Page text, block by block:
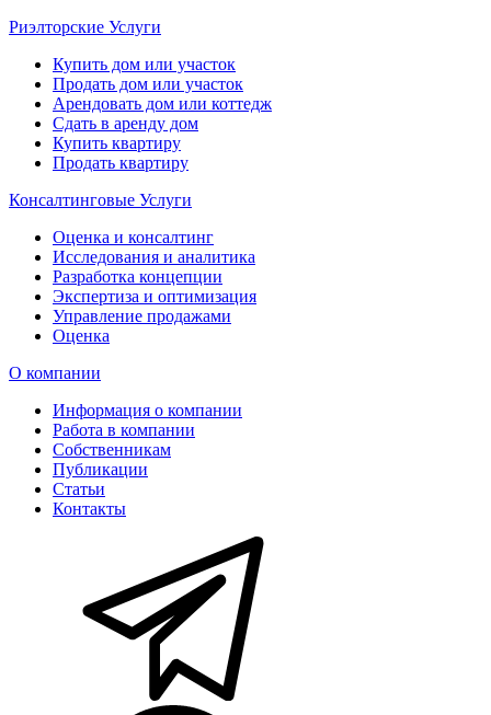
Риэлторские Услуги
Купить дом или участок
Продать дом или участок
Арендовать дом или коттедж
Сдать в аренду дом
Купить квартиру
Продать квартиру
Консалтинговые Услуги
Оценка и консалтинг
Исследования и аналитика
Разработка концепции
Экспертиза и оптимизация
Управление продажами
Оценка
О компании
Информация о компании
Работа в компании
Собственникам
Публикации
Статьи
Контакты